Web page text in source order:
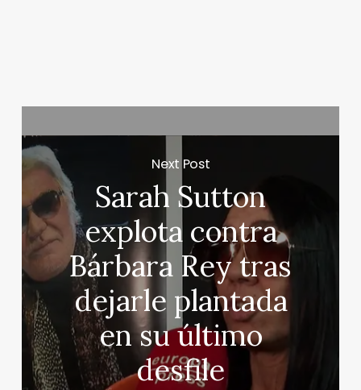
Next Post
Sarah Sutton
explota contra
Bárbara Rey tras
dejarle plantada
en su último
desfile